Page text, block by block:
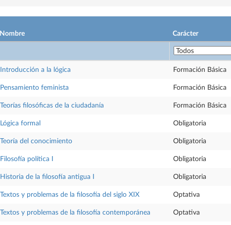
Nombre Carácter
Introducción a la lógica Formación Básica
Pensamiento feminista Formación Básica
Teorías filosóficas de la ciudadanía Formación Básica
Lógica formal Obligatoria
Teoría del conocimiento Obligatoria
Filosofía política I Obligatoria
Historia de la filosofía antigua I Obligatoria
Textos y problemas de la filosofía del siglo XIX Optativa
Textos y problemas de la filosofía contemporánea Optativa